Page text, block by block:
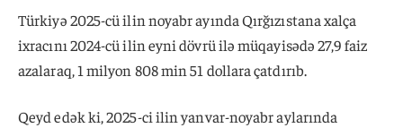
Türkiyə 2025-cü ilin noyabr ayında Qırğızıstana xalça
ixracını 2024-cü ilin eyni dövrü ilə müqayisədə 27,9 faiz
azalaraq, 1 milyon 808 min 51 dollara çatdırıb.
Qeyd edək ki, 2025-ci ilin yanvar-noyabr aylarında